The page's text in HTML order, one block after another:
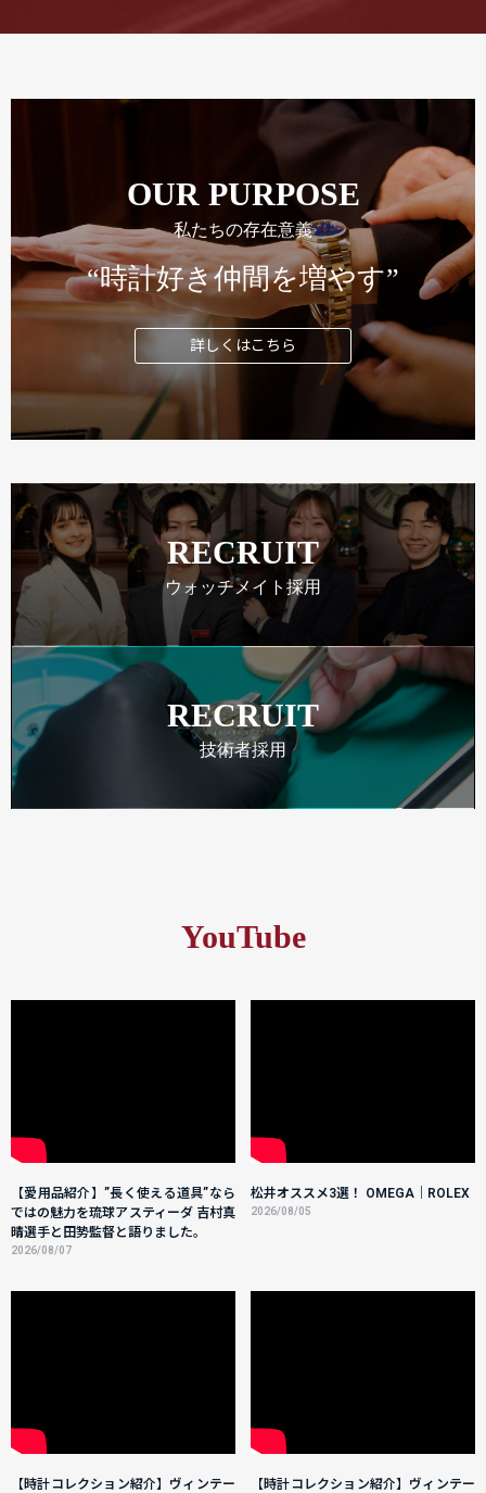
OUR PURPOSE
私たちの存在意義
“時計好き仲間を増やす”
詳しくはこちら
RECRUIT
ウォッチメイト採用
RECRUIT
技術者採用
YouTube
【愛用品紹介】”長く使える道具”なら
ではの魅力を琉球アスティーダ 吉村真
晴選手と田㔟監督と語りました。
2026/08/07
松井オススメ3選！ OMEGA｜ROLEX
2026/08/05
【時計コレクション紹介】ヴィンテー
【時計コレクション紹介】ヴィンテー